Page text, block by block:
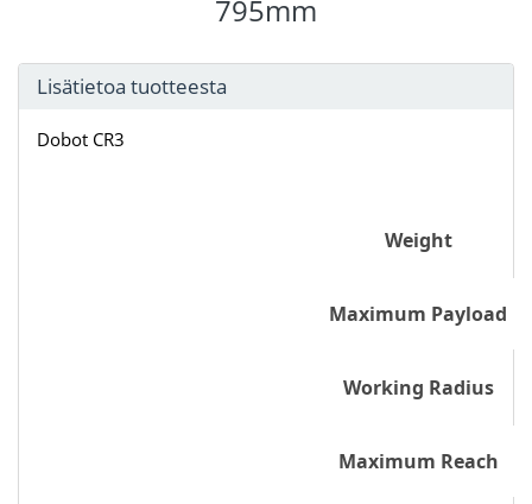
795mm
Lisätietoa tuotteesta
Dobot CR3
Weight
Maximum Payload
Working Radius
Maximum Reach